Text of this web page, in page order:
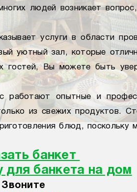
людей возникает
услуги в области
уютный зал, которые
гостей, Вы можете быть
опытные и
из свежих продуктов.
блюд,
банкет
для банкета на дом
Звоните